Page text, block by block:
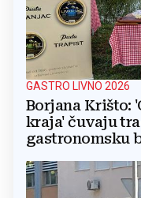
GASTRO LIVNO 2026
Borjana Krišto:
kraja' čuvaju
gastronomsku